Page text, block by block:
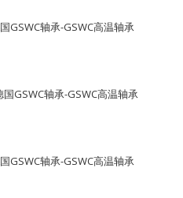
GSWC轴承-GSWC高温轴承
GSWC轴承-GSWC高温轴承
GSWC轴承-GSWC高温轴承